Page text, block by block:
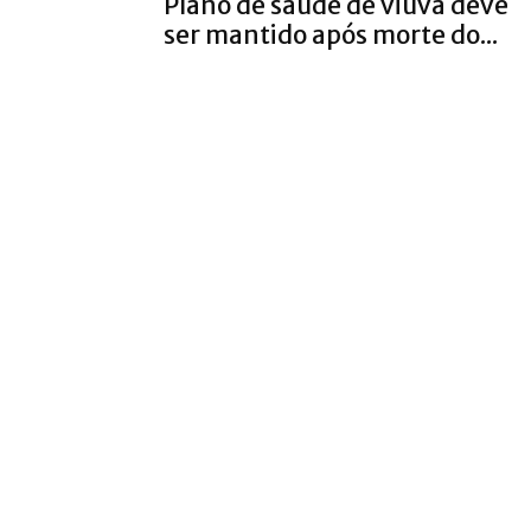
ser mantido após morte do...